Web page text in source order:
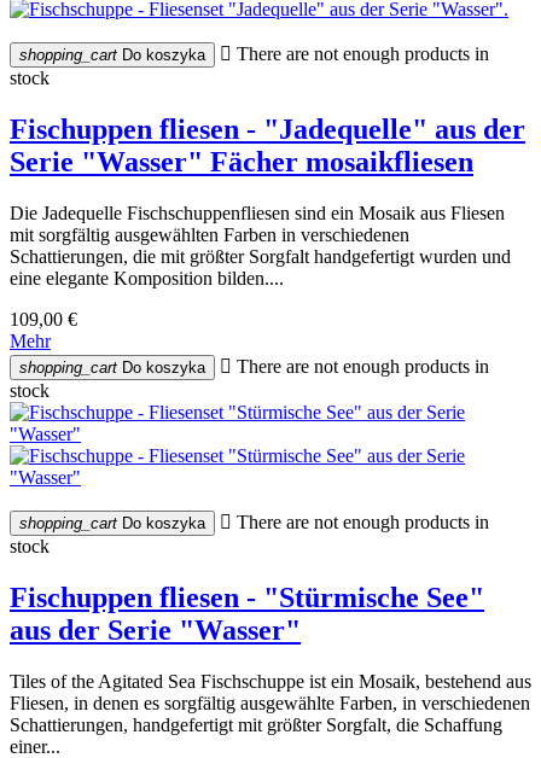
shopping_cart Do koszyka  There are not enough products in
stock
Fischuppen fliesen - "Jadequelle" aus der
Serie "Wasser" Fächer mosaikfliesen
Die Jadequelle Fischschuppenfliesen sind ein Mosaik aus Fliesen
mit sorgfältig ausgewählten Farben in verschiedenen
Schattierungen, die mit größter Sorgfalt handgefertigt wurden und
eine elegante Komposition bilden....
109,00 €
Mehr
shopping_cart Do koszyka  There are not enough products in
stock
shopping_cart Do koszyka  There are not enough products in
stock
Fischuppen fliesen - "Stürmische See"
aus der Serie "Wasser"
Tiles of the Agitated Sea Fischschuppe ist ein Mosaik, bestehend aus
Fliesen, in denen es sorgfältig ausgewählte Farben, in verschiedenen
Schattierungen, handgefertigt mit größter Sorgfalt, die Schaffung
einer...